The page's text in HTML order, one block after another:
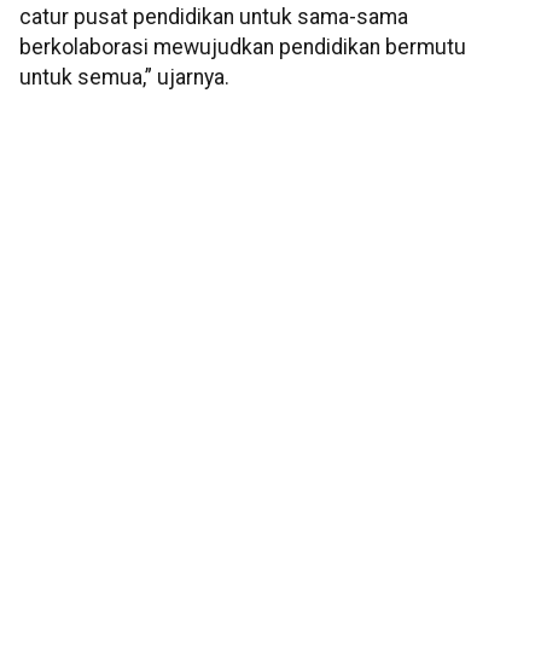
catur pusat pendidikan untuk sama-sama
berkolaborasi mewujudkan pendidikan bermutu
untuk semua,” ujarnya.